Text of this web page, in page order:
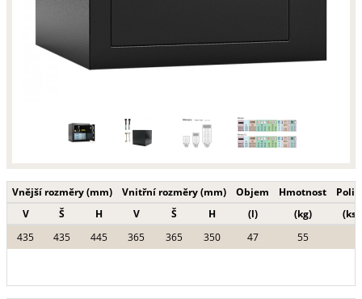
Vnější rozměry (mm) Vnitřní rozměry (mm) Objem Hmotnost
V
Š H V Š H (l) (kg)
(ks)
435
435 445 365 365 350 47 55